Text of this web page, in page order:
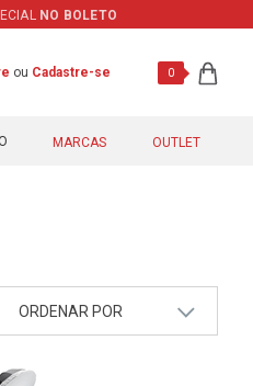
NO BOLETO
ou Cadastre-se 0
MARCAS OUTLET
ORDENAR POR